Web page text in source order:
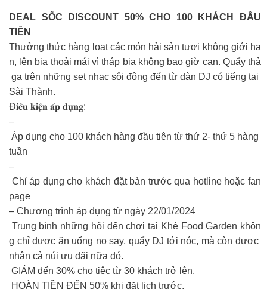
DEAL SỐC DISCOUNT 50% CHO 100 KHÁCH ĐẦU
TIÊN
Thưởng thức hàng loạt các món hải sản tươi không giới hạ
n, lên bia thoải mái vì tháp bia không bao giờ cạn. Quẩy thả
ga trên những set nhạc sôi động đến từ dàn DJ có tiếng tại
Sài Thành.
Đ𝐢𝐞̂̀𝐮 𝐤𝐢𝐞̣̂𝐧 𝐚́𝐩 𝐝𝐮̣𝐧𝐠:
–
Áp dụng cho 100 khách hàng đầu tiên từ thứ 2- thứ 5 hàng
tuần
–
Chỉ áp dụng cho khách đặt bàn trước qua hotline hoặc fan
page
– Chương trình áp dụng từ ngày 22/01/2024
Trung bình những hội đến chơi tại Khè Food Garden khôn
g chỉ được ăn uống no say, quẩy DJ tới nóc, mà còn được
nhận cả núi ưu đãi nữa đó.
GIẢM đến 30% cho tiệc từ 30 khách trở lên.
HOÀN TIỀN ĐẾN 50% khi đặt lịch trước.